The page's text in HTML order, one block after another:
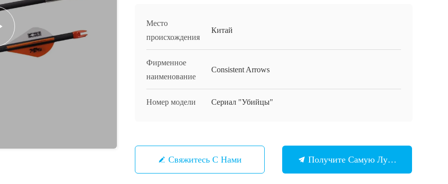
Место
происхождения
Китай
Фирменное
наименование
Consistent Arrows
Номер модели Сериал "Убийцы"
Свяжитесь С Нами Получите Самую Лучшую Цену